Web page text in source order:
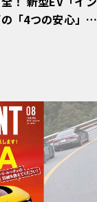
「4つの安心」
Why? Hyunda